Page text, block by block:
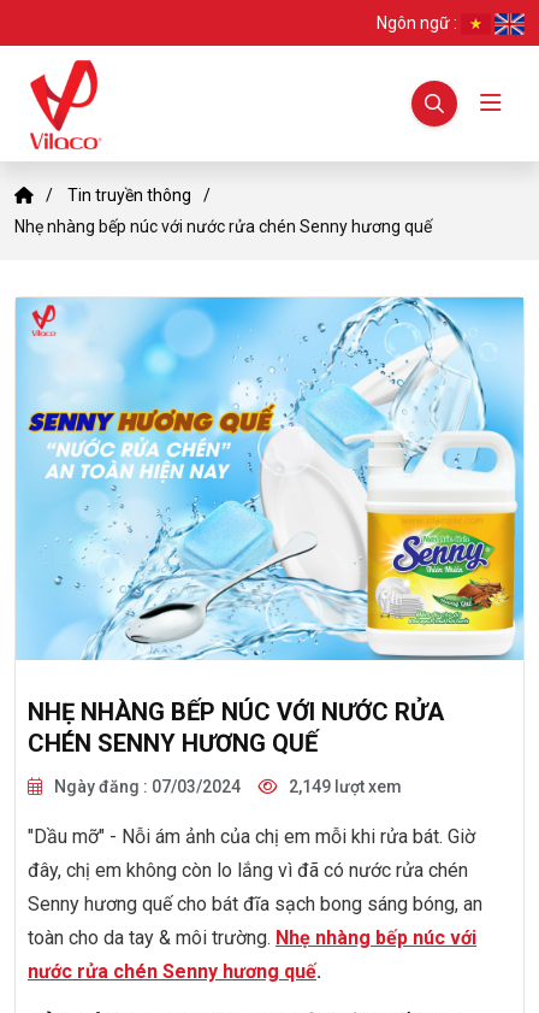
Ngôn ngữ :
Tin truyền thông
Nhẹ nhàng bếp núc với nước rửa chén Senny hương quế
NHẸ NHÀNG BẾP NÚC VỚI NƯỚC RỬA
CHÉN SENNY HƯƠNG QUẾ
Ngày đăng : 07/03/2024 2,149 lượt xem
"Dầu mỡ" - Nỗi ám ảnh của chị em mỗi khi rửa bát. Giờ
đây, chị em không còn lo lắng vì đã có nước rửa chén
Senny hương quế cho bát đĩa sạch bong sáng bóng, an
toàn cho da tay & môi trường. Nhẹ nhàng bếp núc với
nước rửa chén Senny hương quế.